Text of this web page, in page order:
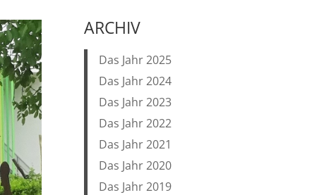
ARCHIV
Das Jahr 2025
Das Jahr 2024
Das Jahr 2023
Das Jahr 2022
Das Jahr 2021
Das Jahr 2020
Das Jahr 2019